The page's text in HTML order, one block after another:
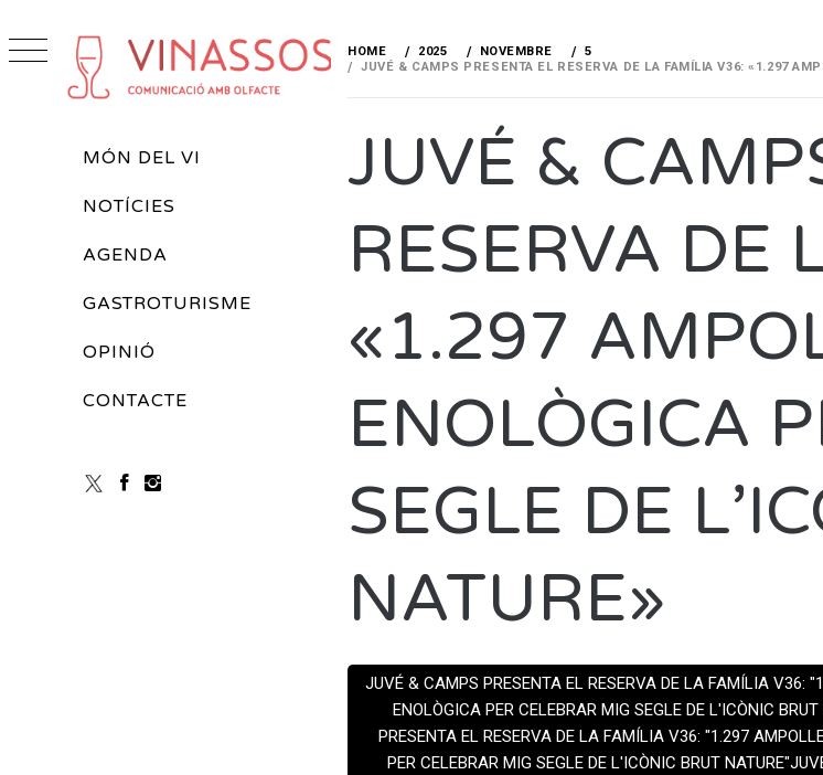
Primary
MÓN DEL VI
NOTÍCIES
AGENDA
GASTROTURISME
OPINIÓ
CONTACTE
to
content
HOME 2025 NOVEMBRE
5
JUVÉ & CAMPS PRESENTA EL RESERVA DE LA FAMÍLIA V36: «1.297
JUVÉ &
RESERVA DE
«1.297
ENOLÒGICA
SEGLE DE
NATURE»
PUBLISHED ON5 NOVEMBRE, 2025 BYJOAN CARRION
JUVÉ & CAMPS PRESENTA EL RESERVA DE LA FAMÍLIA V36:
ENOLÒGICA PER CELEBRAR MIG SEGLE DE L'ICÒNIC
PRESENTA EL RESERVA DE LA FAMÍLIA V36: "1.297
PER CELEBRAR MIG SEGLE DE L'ICÒNIC BRUT